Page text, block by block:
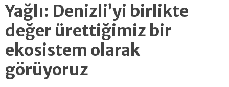
Yağlı: Denizli’yi birlikte
değer ürettiğimiz bir
ekosistem olarak
görüyoruz